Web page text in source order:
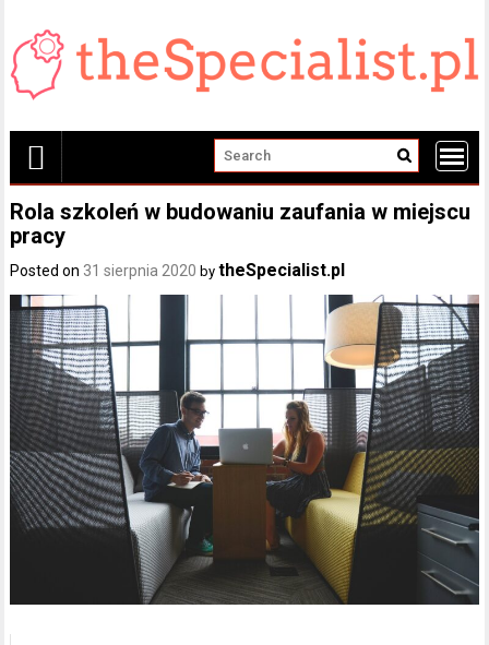
content
Rola szkoleń w budowaniu zaufania w miejscu
pracy
Posted on 31 sierpnia 2020 bytheSpecialist.pl